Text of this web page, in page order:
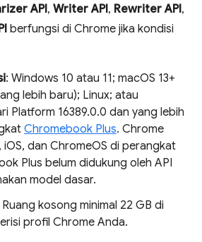
API, Writer API, Rewriter API,
berfungsi di Chrome jika kondisi
: Windows 10 atau 11; macOS 13+
lebih baru); Linux; atau
Platform 16389.0.0 dan yang lebih
Chromebook Plus. Chrome
dan ChromeOS di perangkat
Plus belum didukung oleh API
model dasar.
Ruang kosong minimal 22 GB di
profil Chrome Anda.